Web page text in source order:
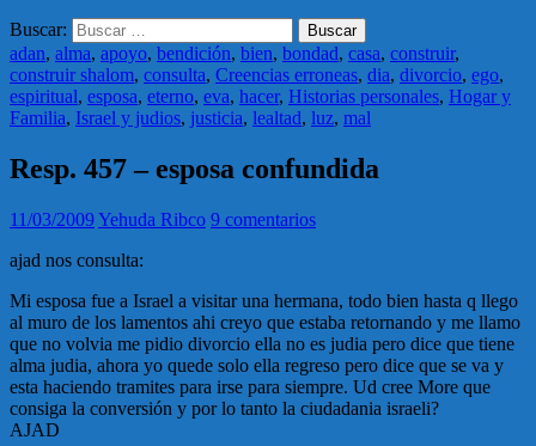
Buscar:
adan, alma, apoyo, bendición, bien, bondad, casa, construir,
construir shalom, consulta, Creencias erroneas, dia, divorcio, ego,
espiritual, esposa, eterno, eva, hacer, Historias personales, Hogar y
Familia, Israel y judios, justicia, lealtad, luz, mal
Resp. 457 – esposa confundida
11/03/2009Yehuda Ribco 9 comentarios
ajad nos consulta:
Mi esposa fue a Israel a visitar una hermana, todo bien hasta q llego
al muro de los lamentos ahi creyo que estaba retornando y me llamo
que no volvia me pidio divorcio ella no es judia pero dice que tiene
alma judia, ahora yo quede solo ella regreso pero dice que se va y
esta haciendo tramites para irse para siempre. Ud cree More que
consiga la conversión y por lo tanto la ciudadania israeli?
AJAD